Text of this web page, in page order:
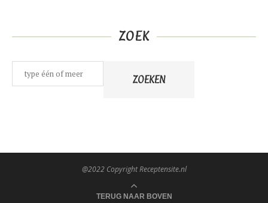
ZOEK
ZOEKEN
@2022 Copyright Receptensite.nl
TERUG NAAR BOVEN